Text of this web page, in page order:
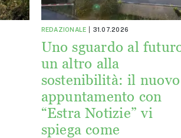
REDAZIONALE 31.07.2026
Uno sguardo al
un altro alla
sostenibilità: il nuovo
appuntamento con
“Estra Notizie” vi
spiega come